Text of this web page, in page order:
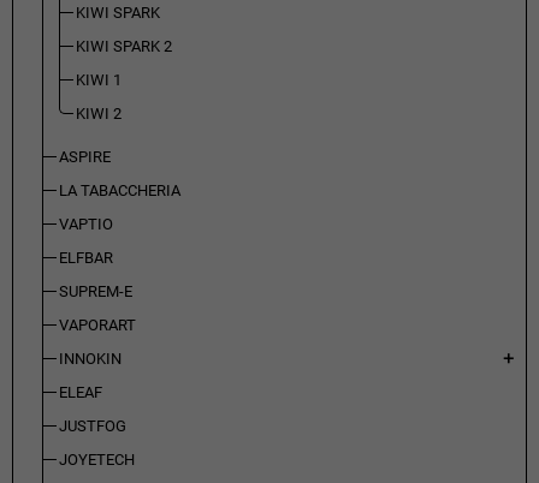
KIWI SPARK
KIWI SPARK 2
KIWI 1
KIWI 2
ASPIRE
LA TABACCHERIA
VAPTIO
ELFBAR
SUPREM-E
VAPORART
INNOKIN
add
ELEAF
JUSTFOG
JOYETECH